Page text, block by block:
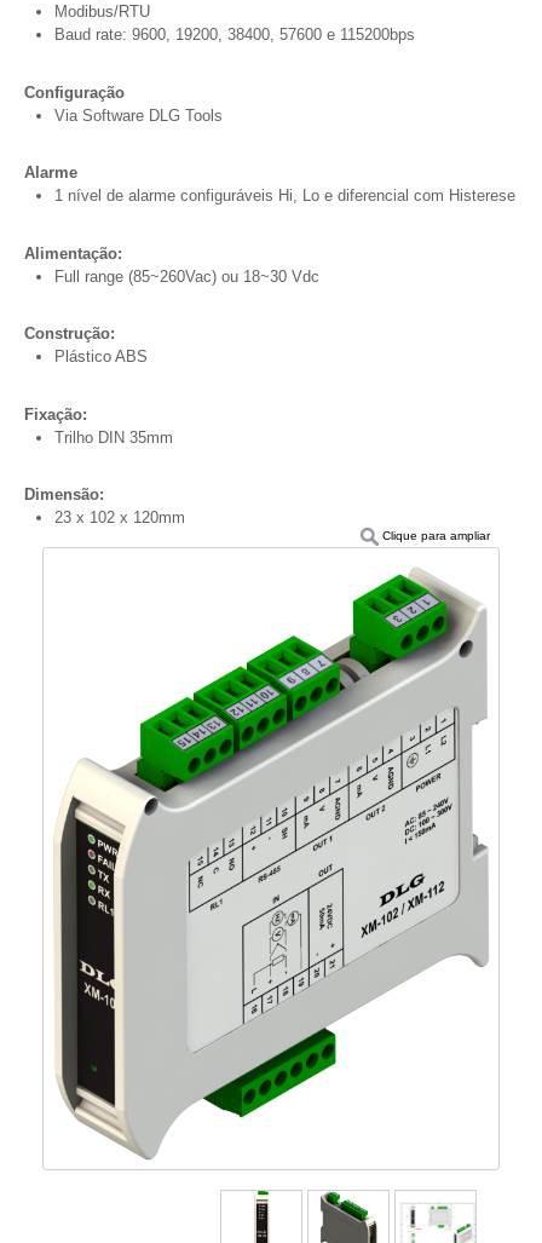
Modibus/RTU
Baud rate: 9600, 19200, 38400, 57600 e 115200bps
Configuração
Via Software DLG Tools
Alarme
1 nível de alarme configuráveis Hi, Lo e diferencial com Histerese
Alimentação:
Full range (85~260Vac) ou 18~30 Vdc
Construção:
Plástico ABS
Fixação:
Trilho DIN 35mm
Dimensão:
23 x 102 x 120mm
Clique para ampliar